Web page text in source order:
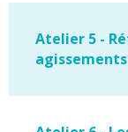
Atelier 5 -